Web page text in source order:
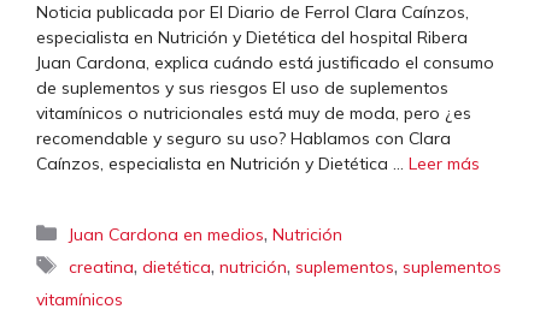
Noticia publicada por El Diario de Ferrol Clara Caínzos,
especialista en Nutrición y Dietética del hospital Ribera
Juan Cardona, explica cuándo está justificado el consumo
de suplementos y sus riesgos El uso de suplementos
vitamínicos o nutricionales está muy de moda, pero ¿es
recomendable y seguro su uso? Hablamos con Clara
Caínzos, especialista en Nutrición y Dietética … Leer más
Categorías
Juan Cardona en medios,Nutrición
Etiquetas
creatina,dietética,nutrición, suplementos, suplementos
vitamínicos